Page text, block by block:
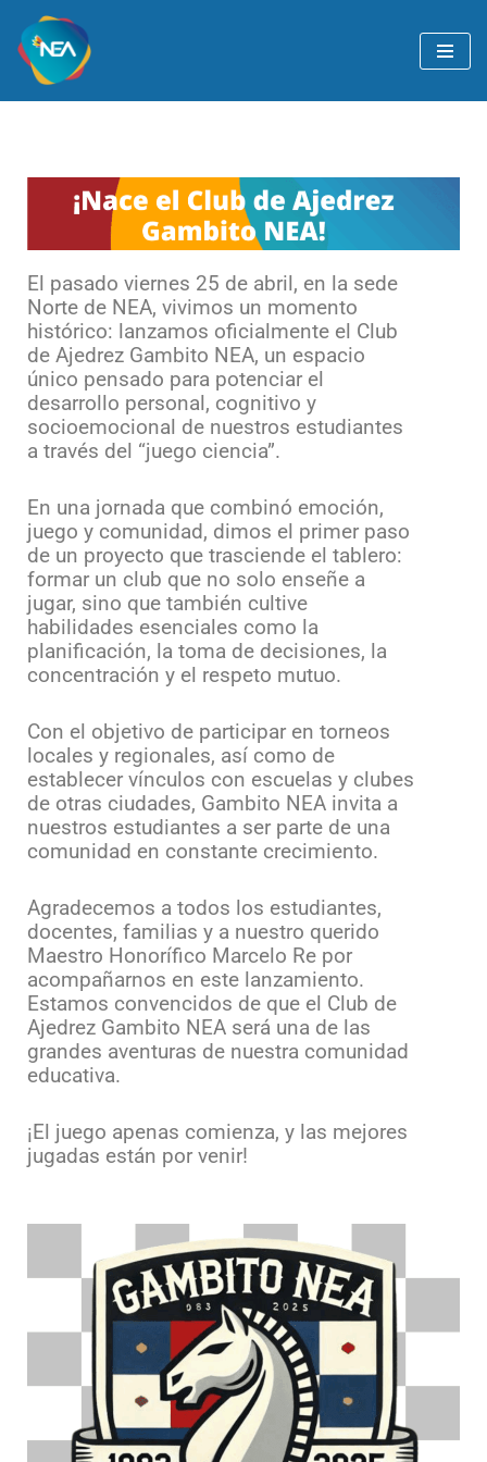
Ir
El pasado viernes 25 de abril, en la sede
Norte de NEA, vivimos un momento
histórico: lanzamos oficialmente el Club
de Ajedrez Gambito NEA, un espacio
único pensado para potenciar el
desarrollo personal, cognitivo y
socioemocional de nuestros estudiantes
a través del “juego ciencia”.
En una jornada que combinó emoción,
juego y comunidad, dimos el primer paso
de un proyecto que trasciende el tablero:
formar un club que no solo enseñe a
jugar, sino que también cultive
habilidades esenciales como la
planificación, la toma de decisiones, la
concentración y el respeto mutuo.
Con el objetivo de participar en torneos
locales y regionales, así como de
establecer vínculos con escuelas y clubes
de otras ciudades, Gambito NEA invita a
nuestros estudiantes a ser parte de una
comunidad en constante crecimiento.
Agradecemos a todos los estudiantes,
docentes, familias y a nuestro querido
Maestro Honorífico Marcelo Re por
acompañarnos en este lanzamiento.
Estamos convencidos de que el Club de
Ajedrez Gambito NEA será una de las
grandes aventuras de nuestra comunidad
educativa.
¡El juego apenas comienza, y las mejores
jugadas están por venir!